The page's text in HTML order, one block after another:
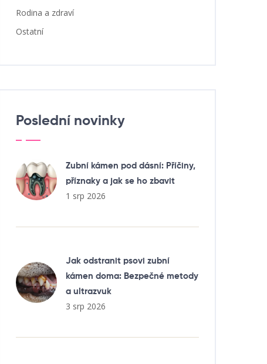
Rodina a zdraví
Ostatní
Poslední novinky
Zubní kámen pod dásní: Příčiny,
příznaky a jak se ho zbavit
1 srp 2026
Jak odstranit psovi zubní
kámen doma: Bezpečné metody
a ultrazvuk
3 srp 2026